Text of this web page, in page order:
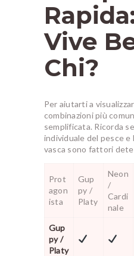
Vive
Chi?
Per aiutarti a
combinazioni più
semplificata. Ricorda
individuale del pesce e
vasca sono fattori
Prot
agon
ista
Gup
py /
Platy
Neon
/
Cardi
nale
Gup
py /
Platy